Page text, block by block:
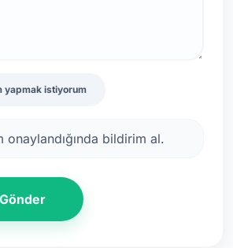
yapmak istiyorum
onaylandığında bildirim al.